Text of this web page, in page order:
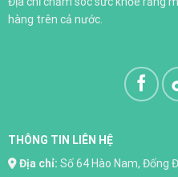
XEM THÊM
hàng trên cả nước.
THÔNG TIN LIÊN HỆ
Địa chỉ: Số 64 Hào Nam, Đống